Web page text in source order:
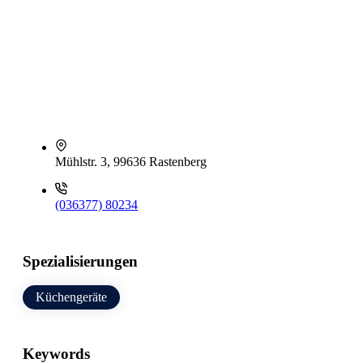
Mühlstr. 3, 99636 Rastenberg
(036377) 80234
Spezialisierungen
Küchengeräte
Keywords